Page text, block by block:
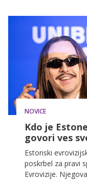
NOVICE
Kdo je
govori ves
Estonski
poskrbel za pravi
Evrovizije.